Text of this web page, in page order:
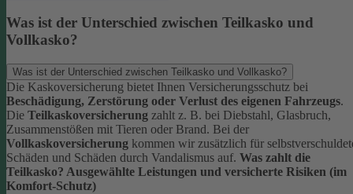
Was ist der Unterschied zwischen Teilkasko und
Vollkasko?
Was ist der Unterschied zwischen Teilkasko und Vollkasko?
Die Kaskoversicherung bietet Ihnen Versicherungsschutz bei
Beschädigung, Zerstörung oder Verlust des eigenen Fahrzeugs.
Die Teilkaskoversicherung zahlt z. B. bei Diebstahl, Glasbruch,
Zusammenstößen mit Tieren oder Brand. Bei der
Vollkaskoversicherung kommen wir zusätzlich für
Schäden und Schäden durch Vandalismus auf. Was zahlt die
Teilkasko? Ausgewählte Leistungen und versicherte Risiken (im
Komfort-Schutz)